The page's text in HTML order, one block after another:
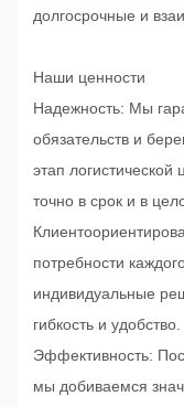
долгосрочные и
Наши ценности
Надежность: Мы
обязательств и
этап логистической
точно в срок и в
потребности
индивидуальные
гибкость и удобство.
Эффективность:
мы добиваемся